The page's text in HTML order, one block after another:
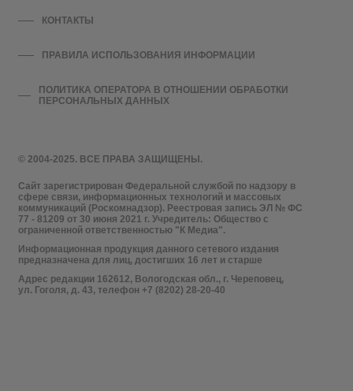
© 2004-2025. ВСЕ ПРАВА ЗАЩИЩЕНЫ.
Сайт зарегистрирован Федеральной службой по надзору в
сфере связи, информационных технологий и массовых
коммуникаций (Роскомнадзор). Реестровая запись ЭЛ № ФС
77 - 81209 от 30 июня 2021 г. Учредитель: Общество с
ограниченной ответственностью "К Медиа".
Информационная продукция данного сетевого издания
предназначена для лиц, достигших 16 лет и старше
Адрес редакции 162612, Вологодская обл., г. Череповец,
ул. Гоголя, д. 43, телефон +7 (8202) 28-20-40
КОНТАКТЫ
ПРАВИЛА ИСПОЛЬЗОВАНИЯ ИНФОРМАЦИИ
ПОЛИТИКА ОПЕРАТОРА В ОТНОШЕНИИ ОБРАБОТКИ
ПЕРСОНАЛЬНЫХ ДАННЫХ